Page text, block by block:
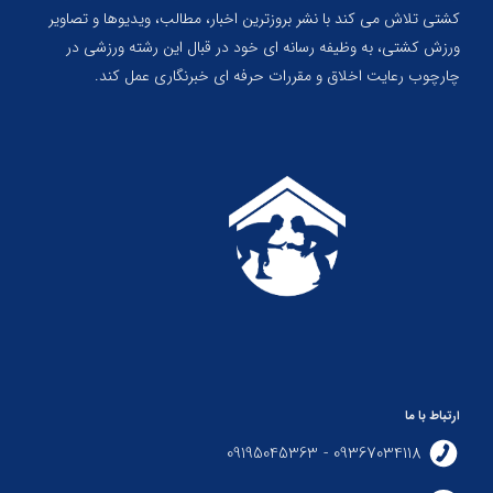
کشتی تلاش می کند با نشر بروزترین اخبار، مطالب، ویدیوها و تصاویر
ورزش کشتی، به وظیفه رسانه ای خود در قبال این رشته ورزشی در
چارچوب رعایت اخلاق و مقررات حرفه ای خبرنگاری عمل کند.
ارتباط با ما
09367034118 - 09195045363